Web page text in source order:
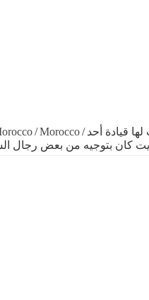
/Morocco/ قيادة أحد
كان بتوجيه من بعض رجال